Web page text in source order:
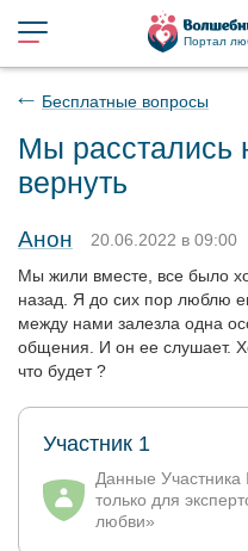
Портал
Бесплатные вопросы
Мы расстались
вернуть
Анон
20.06.2022 в 09:00
Мы жили вместе, все было
назад. Я до сих пор люблю
между нами залезла одна
общения. И он ее слушает.
что будет ?
Участник 1
Данные
только для
любви»